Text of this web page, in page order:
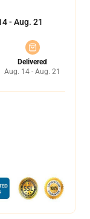
- Aug. 21
Delivered
Aug. 14 - Aug. 21